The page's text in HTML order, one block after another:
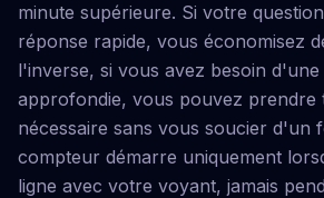
minute supérieure. Si votre
réponse rapide, vous économisez
l'inverse, si vous avez besoin
approfondie, vous pouvez prendre
nécessaire sans vous soucier d'un
compteur démarre uniquement
ligne avec votre voyant, jamais